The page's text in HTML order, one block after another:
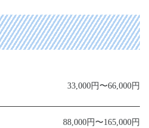
33,000円〜66,000円
88,000円〜165,000円